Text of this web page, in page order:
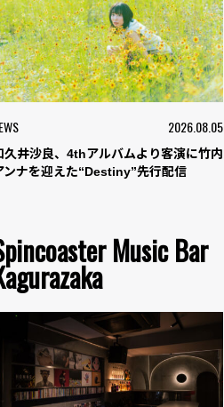
2026.08.05
久井沙良、4thアルバムより客演に竹内
ンナを迎えた“Destiny”先行配信
Music Bar